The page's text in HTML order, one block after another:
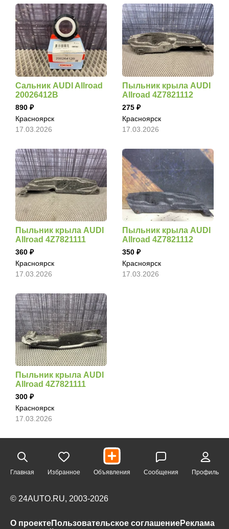
Сальник AUDI Allroad
20026412B
890
Красноярск
17.03.2026
Пыльник крыла AUDI
Allroad 4Z7821112
275
Красноярск
17.03.2026
Пыльник крыла AUDI
Allroad 4Z7821111
360
Красноярск
17.03.2026
Пыльник крыла AUDI
Allroad 4Z7821112
350
Красноярск
17.03.2026
Пыльник крыла AUDI
Allroad 4Z7821111
300
Красноярск
17.03.2026
Главная Избранное Объявления Сообщения Профиль
© 24AUTO.RU, 2003-2026
О проектеПользовательское соглашениеРеклама